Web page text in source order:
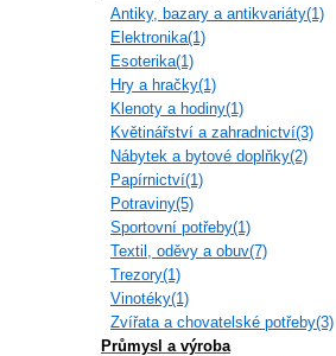
Antiky, bazary a antikvariáty(1)
Elektronika(1)
Esoterika(1)
Hry a hračky(1)
Klenoty a hodiny(1)
Květinářství a zahradnictví(3)
Nábytek a bytové doplňky(2)
Papírnictví(1)
Potraviny(5)
Sportovní potřeby(1)
Textil, oděvy a obuv(7)
Trezory(1)
Vinotéky(1)
Zvířata a chovatelské potřeby(3)
Průmysl a výroba